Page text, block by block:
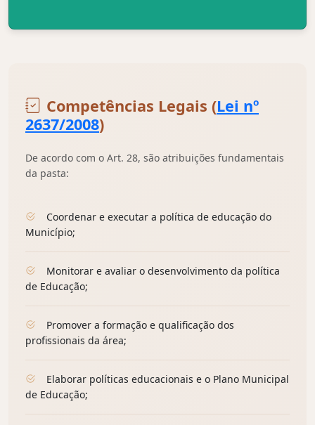
Competências Legais (Lei nº
2637/2008)
De acordo com o Art. 28, são atribuições fundamentais
da pasta:
Coordenar e executar a política de educação do
Município;
Monitorar e avaliar o desenvolvimento da política
de Educação;
Promover a formação e qualificação dos
profissionais da área;
Elaborar políticas educacionais e o Plano Municipal
de Educação;